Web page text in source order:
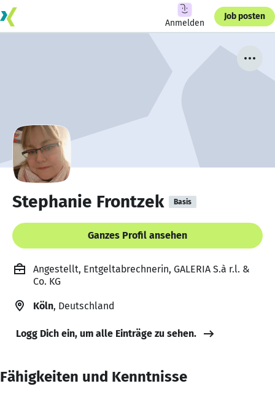
Anmelden
Job posten
Stephanie Frontzek Basis
Ganzes Profil ansehen
Angestellt, Entgeltabrechnerin, GALERIA S.à r.l. &
Co. KG
Köln, Deutschland
Logg Dich ein, um alle Einträge zu sehen.
Fähigkeiten und Kenntnisse